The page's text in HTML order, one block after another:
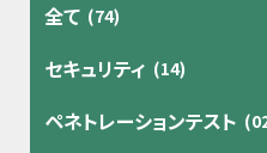
全て (74)
セキュリティ (14)
ペネトレーションテスト